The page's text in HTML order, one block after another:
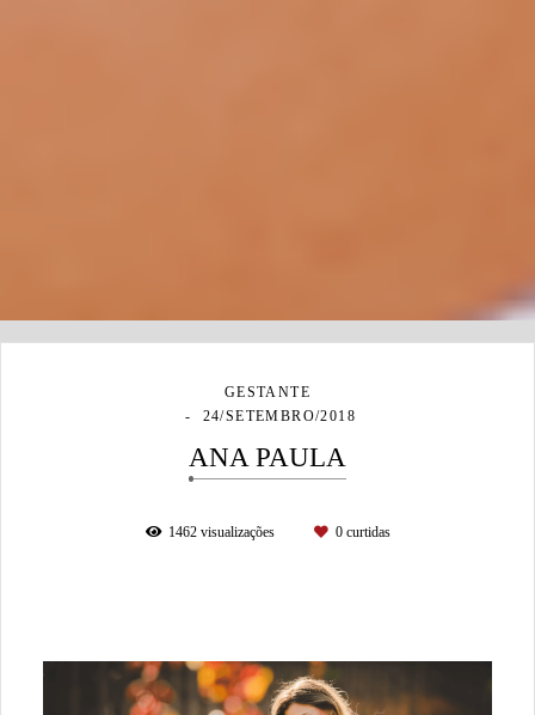
GESTANTE
24/SETEMBRO/2018
ANA PAULA
1462visualizações 0curtidas